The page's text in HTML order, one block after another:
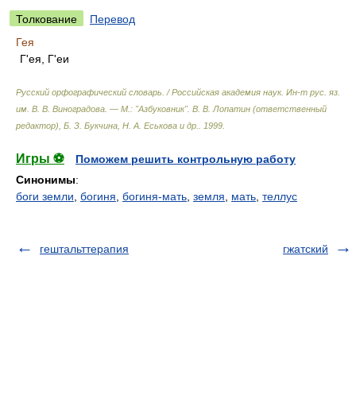
Толкование
Перевод
Гея
Г'ея, Г'еи
Русский орфографический словарь. / Российская академия наук. Ин-т рус. яз.
им. В. В. Виноградова. — М.: "Азбуковник". В. В. Лопатин (ответственный
редактор), Б. З. Букчина, Н. А. Еськова и др.
1999
Игры ⚽
Поможем решить контрольную работу
Синонимы:
боги земли богиня богиня-мать земля мать теллус
гештальттерапия гжатский